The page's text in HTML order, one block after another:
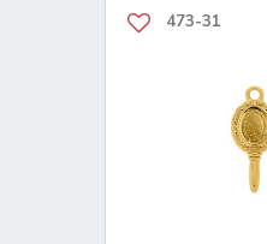
473-31